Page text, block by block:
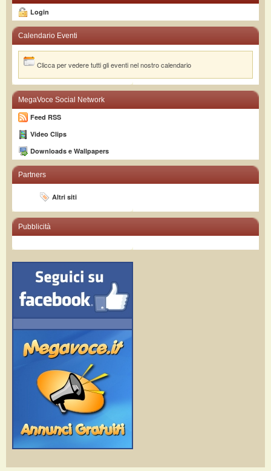
Login
Calendario Eventi
Clicca per vedere tutti gli eventi nel nostro calendario
MegaVoce Social Network
Feed RSS
Video Clips
Downloads e Wallpapers
Partners
Altri siti
Pubblicità